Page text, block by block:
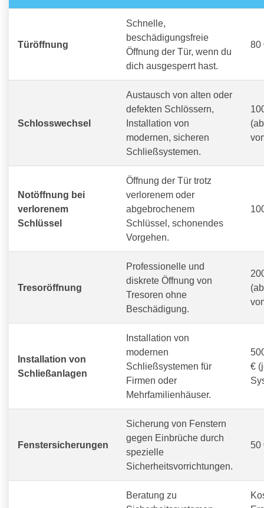
Türöffnung
Schnelle,
beschädigungsfreie
Öffnung der Tür, wenn du
dich ausgesperrt hast.
80
Schlosswechsel
Austausch von alten oder
defekten Schlössern,
Installation von
modernen, sicheren
Schließsystemen.
Notöffnung bei
verlorenem
Schlüssel
Öffnung der Tür trotz
verlorenem oder
abgebrochenem
Schlüssel, schonendes
Vorgehen.
Tresoröffnung
Professionelle und
diskrete Öffnung von
Tresoren ohne
Beschädigung.
Installation von
Schließanlagen
Installation von
modernen
Schließsystemen für
Firmen oder
Mehrfamilienhäuser.
€
Fenstersicherungen
Sicherung von Fenstern
gegen Einbrüche durch
spezielle
Sicherheitsvorrichtungen.
50
Beratung zu